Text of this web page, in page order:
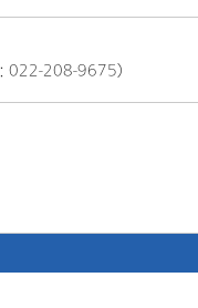
022-208-9675）